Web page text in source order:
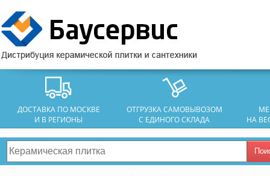
ДОСТАВКА ПО МОСКВЕ
И В РЕГИОНЫ
ОТГРУЗКА САМОВЫВОЗОМ
С ЕДИНОГО СКЛАДА
НА